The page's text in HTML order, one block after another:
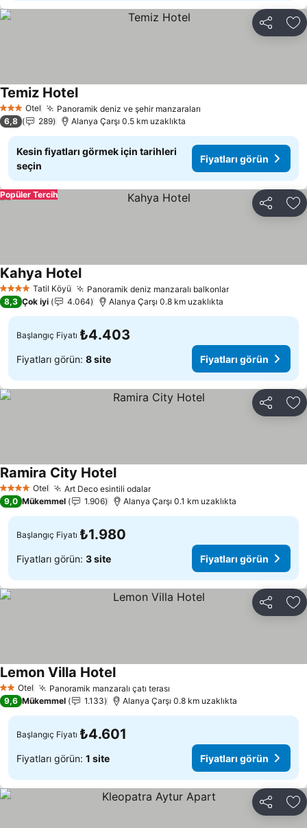
Paylaş
3 YıldızOtel Panoramik deniz ve şehir manzaraları
Temiz HotelFiyatları görün
6,8 289 Alanya Çarşı 0.5 km uzaklıkta
Kesin fiyatları görmek için tarihleri
seçin
Fiyatları görün
Paylaş
Popüler Tercih
4 Yıldız Tatil Köyü Panoramik deniz manzaralı balkonlarFiyatları görün
Kahya HotelFiyatları görün
8,3 Çok iyi 4.064 Alanya Çarşı 0.8 km uzaklıkta
Başlangıç Fiyatı ₺4.403
Fiyatları görün: 8 site Fiyatları görün
Paylaş
4 Yıldız Otel Art Deco esintili odalarFiyatları görün
Ramira City HotelFiyatları görün
9,0 Mükemmel 1.906 Alanya Çarşı 0.1 km uzaklıkta
Başlangıç Fiyatı ₺1.980
Fiyatları görün: 3 site Fiyatları görün
Paylaş
2 Yıldız
Otel Panoramik manzaralı çatı terası
Lemon Villa HotelFiyatları görün
9,6 Mükemmel 1.133 Alanya Çarşı 0.8 km uzaklıkta
Başlangıç Fiyatı ₺4.601
Fiyatları görün: 1 site Fiyatları görün
Paylaş